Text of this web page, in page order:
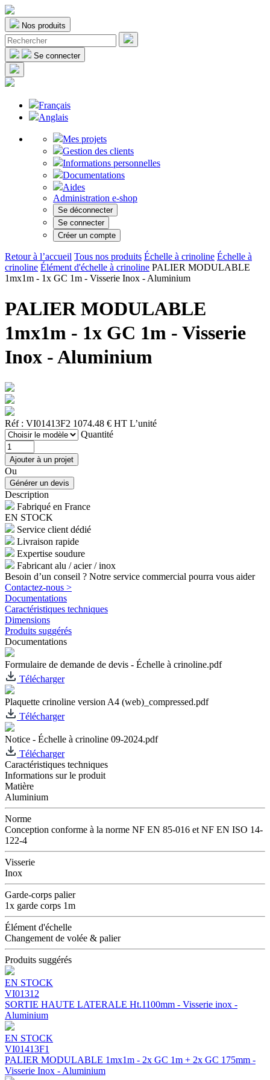
Nos produits
Se connecter
Français
Anglais
Mes projets
Gestion des clients
Informations personnelles
Documentations
Aides
Administration e-shop
Se déconnecter
Se connecter
Créer un compte
Retour à l’accueil Tous nos produits Échelle à crinoline Échelle à
crinoline Élément d'échelle à crinoline PALIER MODULABLE
1mx1m - 1x GC 1m - Visserie Inox - Aluminium
PALIER MODULABLE
1mx1m - 1x GC 1m - Visserie
Inox - Aluminium
Réf : VI01413F2 1074.48 € HT L’unité
Quantité
Ou
Description
Fabriqué en France
EN STOCK
Service client dédié
Livraison rapide
Expertise soudure
Fabricant alu / acier / inox
Besoin d’un conseil ? Notre service commercial pourra vous aider
Contactez-nous >
Documentations
Caractéristiques techniques
Dimensions
Produits suggérés
Documentations
Formulaire de demande de devis - Échelle à crinoline.pdf
Télécharger
Plaquette crinoline version A4 (web)_compressed.pdf
Télécharger
Notice - Échelle à crinoline 09-2024.pdf
Télécharger
Caractéristiques techniques
Informations sur le produit
Matière
Aluminium
Norme
Conception conforme à la norme NF EN 85-016 et NF EN ISO 14-
122-4
Visserie
Inox
Garde-corps palier
1x garde corps 1m
Élément d'échelle
Changement de volée & palier
Produits suggérés
EN STOCK
VI01312
SORTIE HAUTE LATERALE Ht.1100mm - Visserie inox -
Aluminium
EN STOCK
VI01413F1
PALIER MODULABLE 1mx1m - 2x GC 1m + 2x GC 175mm -
Visserie Inox - Aluminium